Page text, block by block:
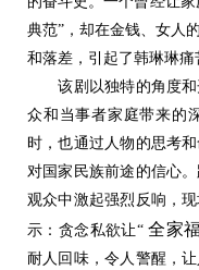
典范”，却在金钱、女人
和落差，引起了韩琳琳痛
该剧以独特的角度和
众和当事者家庭带来的
时，也通过人物的思考
对国家民族前途的信心
观众中激起强烈反响，
示：贪念私欲让“全家
耐人回味，令人警醒，